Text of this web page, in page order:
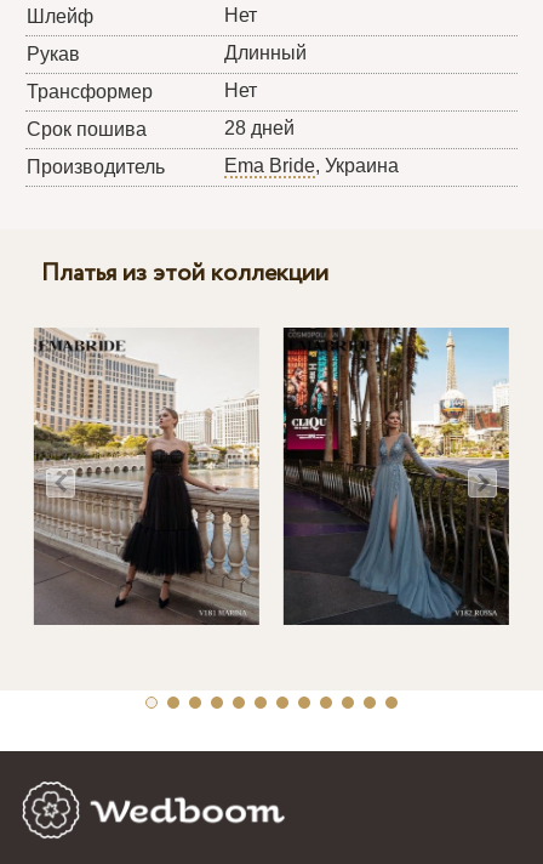
Шлейф
Нет
Рукав
Длинный
Трансформер
Нет
Срок пошива
28 дней
Производитель
Ema Bride, Украина
Платья из этой коллекции